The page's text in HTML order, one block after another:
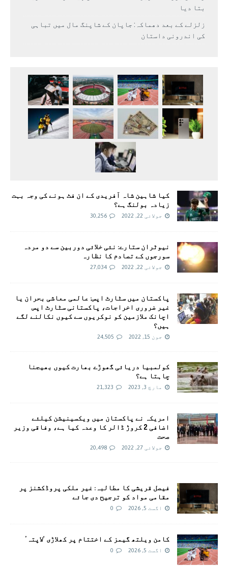
بتا دیا
زلزلے کے بعد دھماکہ: جاپان کے شاپنگ مال میں تباہی
کی اندرونی داستان
کیا شاہین شاہ آفریدی کے ان فٹ ہونے کی وجہ بہت
زیادہ بولنگ ہے؟
جولائی 22, 2022 30,256
نیوٹران ستارے: نئی خلائی دوربین سے دو مردہ
سورجوں کے تصادم کا نظارہ
جولائی 22, 2022 27,034
پاکستان میں سٹارٹ اپس: عالمی معاشی بحران یا
غیر ضروری اخراجات، پاکستانی سٹارٹ اپس
اچانک ملازمین کو نوکریوں سے کیوں نکالنے لگے
ہیں؟
جون 15, 2022 24,505
کولمبیا دریائی گھوڑے بھارت کیوں بھیجنا
چاہتا ہے؟
مارچ 3, 2023 21,323
امريکہ نے پاکستان میں ویکسینیشن کیلئے
اضافی 2 کروڑ ڈالر کا وعدہ کیا ہے، وفاقی وزیر
صحت
جولائی 27, 2022 20,498
فیصل قریشی کا مطالبہ: غیر ملکی پروڈکشنز پر
مقامی مواد کو ترجیح دی جائے
اگست 5, 2026 0
کامن ویلتھ گیمز کے اختتام پر کھلاڑی ‘لاپتہ’
اگست 5, 2026 0